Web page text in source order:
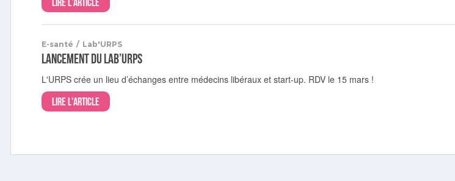
Lire l'article
E-santé / Lab'URPS
Lancement du Lab’URPS
L'URPS crée un lieu d’échanges entre médecins libéraux et start-up. RDV le 15 mars !
Lire l'article